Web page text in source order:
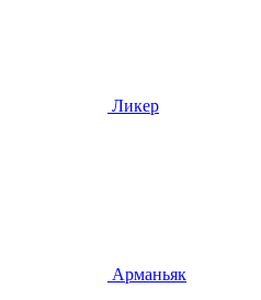
Ликер
Арманьяк